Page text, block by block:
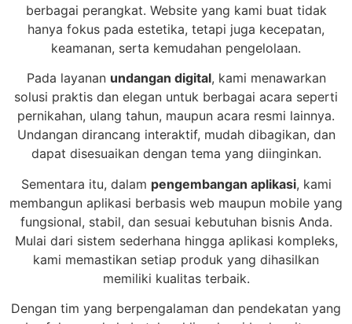
berbagai perangkat. Website yang kami buat tidak
hanya fokus pada estetika, tetapi juga kecepatan,
keamanan, serta kemudahan pengelolaan.
Pada layanan undangan digital, kami menawarkan
solusi praktis dan elegan untuk berbagai acara seperti
pernikahan, ulang tahun, maupun acara resmi lainnya.
Undangan dirancang interaktif, mudah dibagikan, dan
dapat disesuaikan dengan tema yang diinginkan.
Sementara itu, dalam pengembangan aplikasi, kami
membangun aplikasi berbasis web maupun mobile yang
fungsional, stabil, dan sesuai kebutuhan bisnis Anda.
Mulai dari sistem sederhana hingga aplikasi kompleks,
kami memastikan setiap produk yang dihasilkan
memiliki kualitas terbaik.
Dengan tim yang berpengalaman dan pendekatan yang